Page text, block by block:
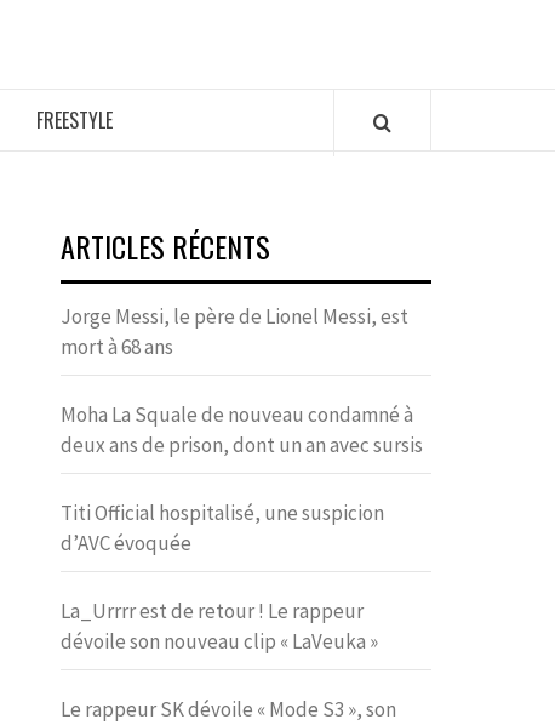
FREESTYLE
ARTICLES RÉCENTS
Jorge Messi, le père de Lionel Messi, est
mort à 68 ans
Moha La Squale de nouveau condamné à
deux ans de prison, dont un an avec sursis
Titi Official hospitalisé, une suspicion
d’AVC évoquée
La_Urrrr est de retour ! Le rappeur
dévoile son nouveau clip « LaVeuka »
Le rappeur SK dévoile « Mode S3 », son